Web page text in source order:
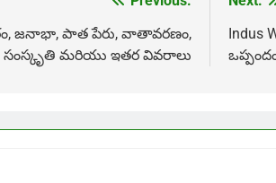
జనాభా, పాత పేరు, వాతావరణం,
సంస్కృతి మరియు ఇతర వివరాలు
Indus